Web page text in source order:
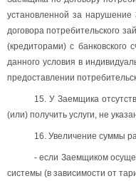
установленной за
договора потребительского
(кредиторами) с
данного условия в
предоставлении
15. У Заемщика
(или) получить услуги, не
16. Увеличение суммы
- если Заемщиком
системы (в зависимости от